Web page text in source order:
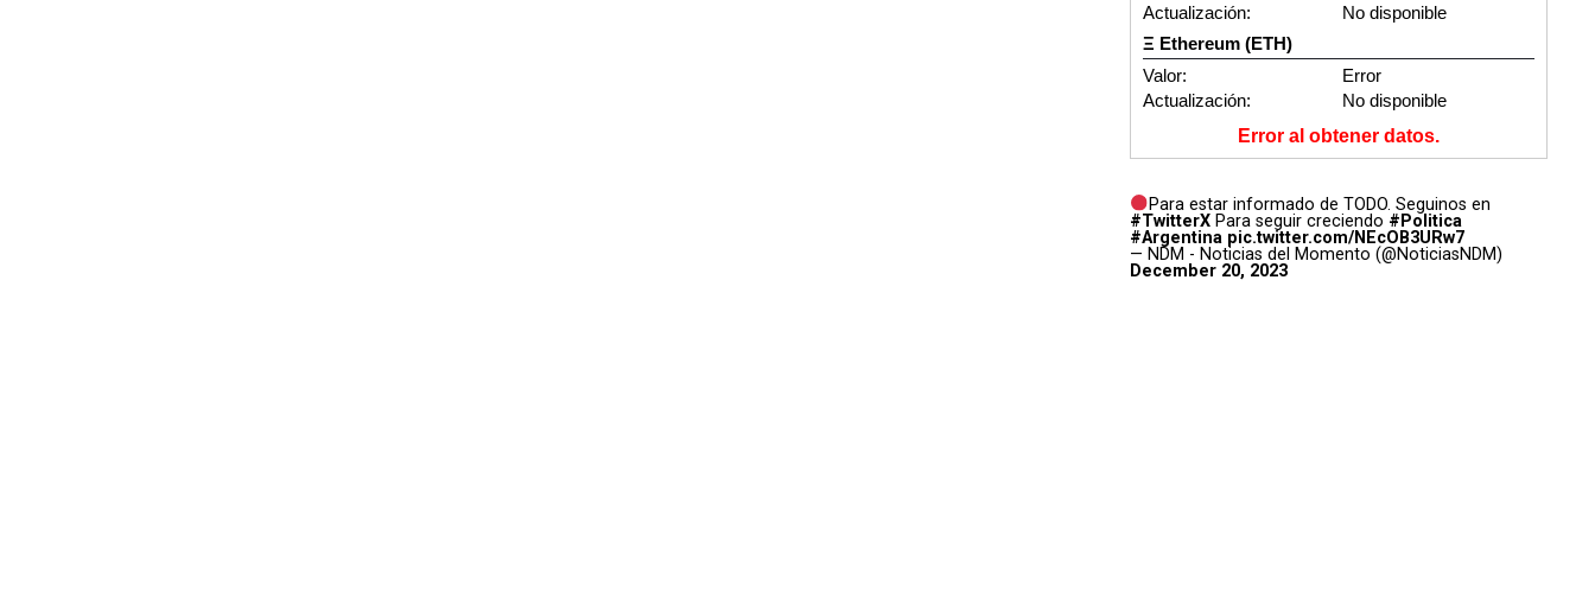
Actualización:
No disponible
Ξ Ethereum (ETH)
Valor:
Error
Actualización:
No disponible
Error al obtener datos.
Para estar informado de TODO. Seguinos en
#TwitterX Para seguir creciendo #Politica
#Argentina pic.twitter.com/NEcOB3URw7
— NDM - Noticias del Momento (@NoticiasNDM)
December 20, 2023